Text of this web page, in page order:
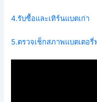
4.รับซื้อและเทิร์นแบตเก่า
5.ตรวจเช็กสภาพแบตเตอรี่